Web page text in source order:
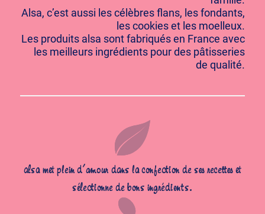
alsa met plein d’amour dans la confection de ses recettes et
sélectionne de bons ingrédients.
Alsa, c’est aussi les célèbres flans, les fondants,
les cookies et les moelleux.
Les produits alsa sont fabriqués en France avec
les meilleurs ingrédients pour des pâtisseries
de qualité.